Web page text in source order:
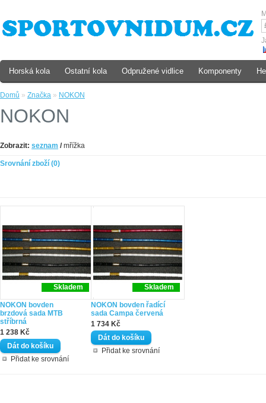
Domů » Značka » NOKON
NOKON
Zobrazit: seznam /mřížka
Srovnání zboží (0)
Skladem
NOKON bovden
brzdová sada MTB
stříbrná
1 238 Kč
Přidat ke srovnání
Skladem
NOKON bovden řadící
sada Campa červená
1 734 Kč
Přidat ke srovnání
Horská kola Ostatní kola Odpružené vidlice Komponenty